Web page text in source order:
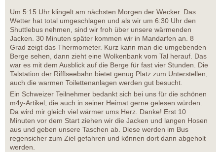
Um 5:15 Uhr klingelt am nächsten Morgen der Wecker. Das
Wetter hat total umgeschlagen und als wir um 6:30 Uhr den
Shuttlebus nehmen, sind wir froh über unsere wärmenden
Jacken. 30 Minuten später kommen wir in Mandarfen an. 8
Grad zeigt das Thermometer. Kurz kann man die umgebenden
Berge sehen, dann zieht eine Wolkenbank vom Tal herauf. Das
war es mit dem Ausblick auf die Berge für fast vier Stunden. Die
Talstation der Rifflseebahn bietet genug Platz zum Unterstellen,
auch die warmen Toilettenanlagen werden gut besucht.
Ein Schweizer Teilnehmer bedankt sich bei uns für die schönen
m4y-Artikel, die auch in seiner Heimat gerne gelesen würden.
Da wird mir gleich viel wärmer ums Herz. Danke! Erst 10
Minuten vor dem Start ziehen wir die Jacken und langen Hosen
aus und geben unsere Taschen ab. Diese werden im Bus
regensicher zum Ziel gefahren und können dort dann abgeholt
werden.